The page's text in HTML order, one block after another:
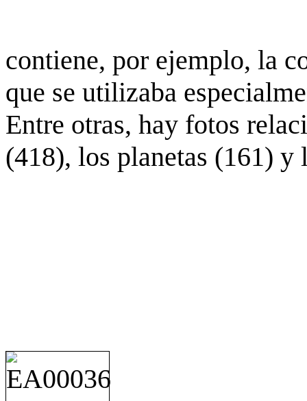
contiene, por ejemplo, la
que se utilizaba
Entre otras, hay fotos
(418), los planetas (161) y